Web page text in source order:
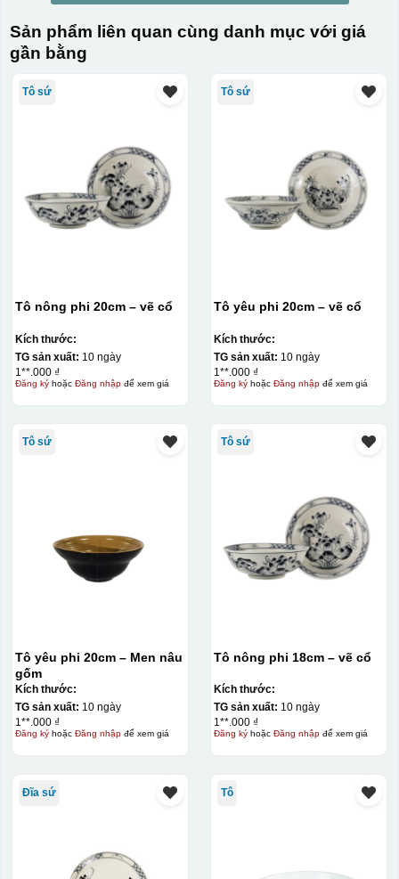
Kiểu in:
In Decal
IN Decal lên GỐM SỨ
decal lên gốm sứ Bước 3: Cho vào lò nung ở nhiệt độ
giấy đặc biệt, và kích thước logo được căn chỉnh theo
sản phẩm, để khi dán không bị nhỏ hoặc to quá
Sản phẩm liên quan cùng danh mục với giá
gần bằng
Tô sứ
Tô nông phi 20cm – vẽ cổ
Kích thước:
TG sản xuất: 10 ngày
1**.000 ₫
Đăng kýhoặc Đăng nhậpđể xem giá
Tô sứ
Tô yêu phi 20cm – vẽ cổ
Kích thước:
TG sản xuất: 10 ngày
1**.000 ₫
Đăng kýhoặc Đăng nhậpđể xem giá
Tô sứ
Tô yêu phi 20cm – Men nâu
gốm
Kích thước:
TG sản xuất: 10 ngày
1**.000 ₫
Đăng kýhoặc Đăng nhậpđể xem giá
Tô sứ
Tô nông phi 18cm – vẽ cổ
Kích thước:
TG sản xuất: 10 ngày
1**.000 ₫
Đăng kýhoặc Đăng nhậpđể xem giá
Đĩa sứ Tô